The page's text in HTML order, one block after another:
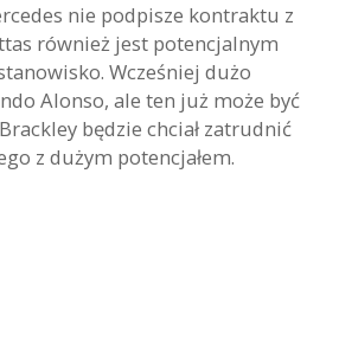
nie podpisze kontraktu z
również jest potencjalnym
Wcześniej dużo
Alonso, ale ten już może być
będzie chciał zatrudnić
z dużym potencjałem.